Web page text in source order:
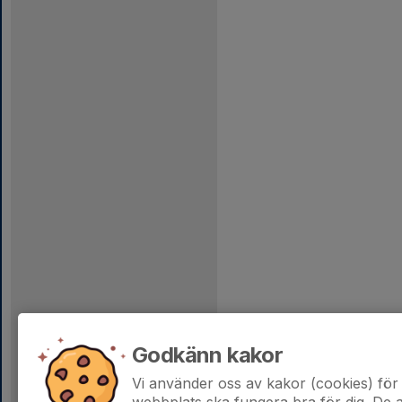
Godkänn kakor
Vi använder oss av kakor (cookies)